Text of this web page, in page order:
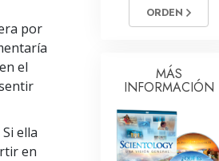
La Escala Tonal Emocional
Respuestas a las Drogas
Herramientas para el Entorno Laboral
por
el
ella
en
ORDEN
MÁS
INFORMACIÓN